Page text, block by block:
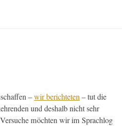
–wir berichteten– tut die
und deshalb nicht sehr
möcht­en wir im Sprachlog